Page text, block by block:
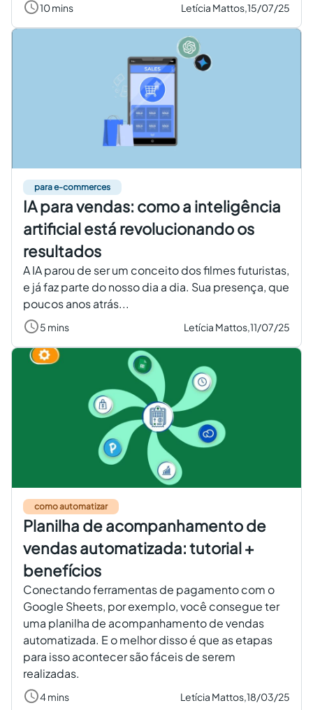
10 mins Letícia Mattos,15/07/25
para e-commerces
IA para vendas: como a inteligência
artificial está revolucionando os
resultados
A IA parou de ser um conceito dos filmes futuristas,
e já faz parte do nosso dia a dia. Sua presença, que
poucos anos atrás...
5 mins Letícia Mattos,11/07/25
como automatizar
Planilha de acompanhamento de
vendas automatizada: tutorial +
benefícios
Conectando ferramentas de pagamento com o
Google Sheets, por exemplo, você consegue ter
uma planilha de acompanhamento de vendas
automatizada. E o melhor disso é que as etapas
para isso acontecer são fáceis de serem
realizadas.
4 mins Letícia Mattos,18/03/25